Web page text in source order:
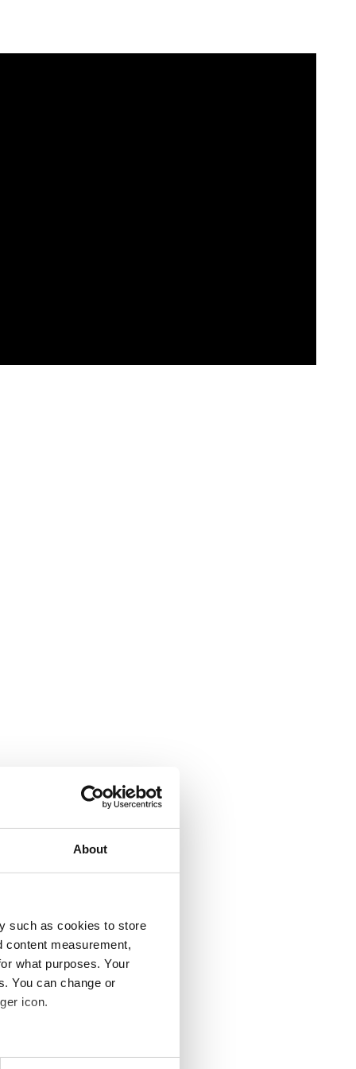
About
such as cookies to store
content measurement,
what purposes. Your
You can change or
icon.
meters
Automatiser dine fragtlabels og
sæt print på autopilot.
Opsæt regler for dine produkter og
sæt turbo på dine ordrer.